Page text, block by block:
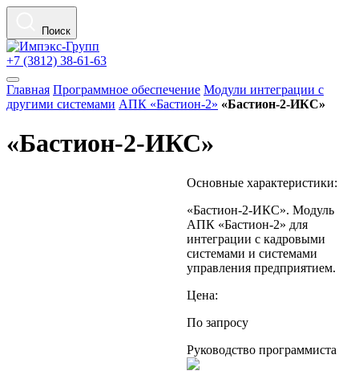
Поиск
+7 (3812) 38-61-63
Главная Программное обеспечение Модули интеграции с
другими системами АПК «Бастион-2» «Бастион-2-ИКС»
«Бастион-2-ИКС»
Основные характеристики:
«Бастион-2-ИКС». Модуль
АПК «Бастион-2» для
интеграции с кадровыми
системами и системами
управления предприятием.
Цена:
По запросу
Руководство программиста